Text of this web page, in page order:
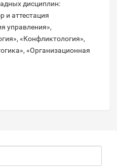
дисциплин:
и аттестация
управления»,
«Конфликтология»,
«Организационная